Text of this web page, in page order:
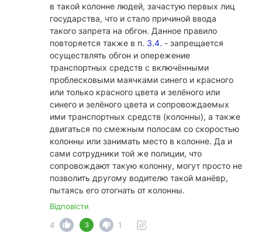
в такой колонне людей, зачастую первых лиц
государства, что и стало причиной ввода
такого запрета на обгон. Данное правило
повторяется также в п. 3.4. - запрещается
осуществлять обгон и опережение
транспортных средств с включёнными
проблесковыми маячками синего и красного
или только красного цвета и зелёного или
синего и зелёного цвета и сопровождаемых
ими транспортных средств (колонны), а также
двигаться по смежным полосам со скоростью
колонны или занимать место в колонне. Да и
сами сотрудники той же полиции, что
сопровождают такую колонну, могут просто не
позволить другому водителю такой манёвр,
пытаясь его отогнать от колонны.
Відповісти
4
3 1